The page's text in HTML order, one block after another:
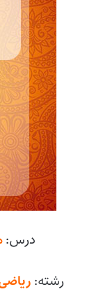
درس:
رشته: